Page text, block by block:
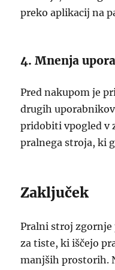
preko aplikacij na
4. Mnenja
Pred nakupom je
drugih
pridobiti vpogled v
pralnega stroja, ki
Zaključek
Pralni stroj
za tiste, ki iščejo
manjših prostorih.